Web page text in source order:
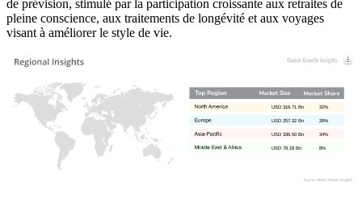
de prévision, stimulé par la participation croissante aux retraites de
pleine conscience, aux traitements de longévité et aux voyages
visant à améliorer le style de vie.
8%
USD 79.18 Bn
34%
USD 336.50 Bn
26%
USD 257.32 Bn
32%
USD 316.71 Bn